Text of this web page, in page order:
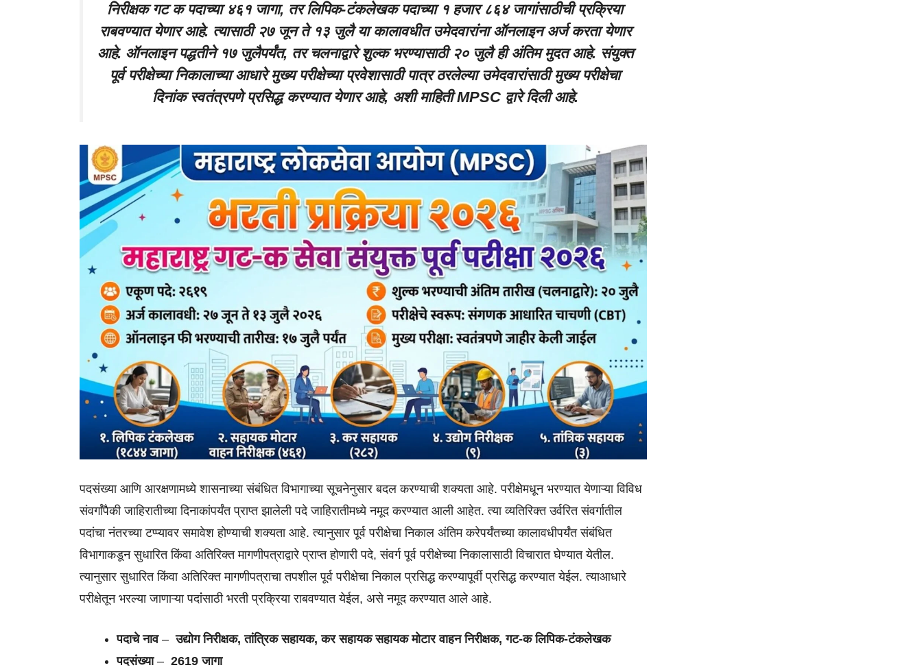
निरीक्षक गट क पदाच्या ४६१ जागा, तर लिपिक-टंकलेखक पदाच्या १ हजार ८६४ जागांसाठीची प्रक्रिया
राबवण्यात येणार आहे. त्यासाठी २७ जून ते १३ जुलै या कालावधीत उमेदवारांना ऑनलाइन अर्ज करता येणार
आहे. ऑनलाइन पद्धतीने १७ जुलैपर्यंत, तर चलनाद्वारे शुल्क भरण्यासाठी २० जुलै ही अंतिम मुदत आहे. संयुक्त
पूर्व परीक्षेच्या निकालाच्या आधारे मुख्य परीक्षेच्या प्रवेशासाठी पात्र ठरलेल्या उमेदवारांसाठी मुख्य परीक्षेचा
दिनांक स्वतंत्रपणे प्रसिद्ध करण्यात येणार आहे, अशी माहिती MPSC द्वारे दिली आहे.
पदसंख्या आणि आरक्षणामध्ये शासनाच्या संबंधित विभागाच्या सूचनेनुसार बदल करण्याची शक्यता आहे. परीक्षेमधून भरण्यात येणाऱ्या विविध
संवर्गांपैकी जाहिरातीच्या दिनाकांपर्यंत प्राप्त झालेली पदे जाहिरातीमध्ये नमूद करण्यात आली आहेत. त्या व्यतिरिक्त उर्वरित संवर्गातील
पदांचा नंतरच्या टप्प्यावर समावेश होण्याची शक्यता आहे. त्यानुसार पूर्व परीक्षेचा निकाल अंतिम करेपर्यंतच्या कालावधीपर्यंत संबंधित
विभागाकडून सुधारित किंवा अतिरिक्त मागणीपत्राद्वारे प्राप्त होणारी पदे, संवर्ग पूर्व परीक्षेच्या निकालासाठी विचारात घेण्यात येतील.
त्यानुसार सुधारित किंवा अतिरिक्त मागणीपत्राचा तपशील पूर्व परीक्षेचा निकाल प्रसिद्ध करण्यापूर्वी प्रसिद्ध करण्यात येईल. त्याआधारे
परीक्षेतून भरल्या जाणाऱ्या पदांंसाठी भरती प्रक्रिया राबवण्यात येईल, असे नमूद करण्यात आले आहे.
पदाचे नाव– उद्योग निरीक्षक, तांत्रिक सहायक, कर सहायक सहायक मोटार वाहन निरीक्षक, गट-क लिपिक-टंकलेखक
पदसंख्या– 2619 जागा